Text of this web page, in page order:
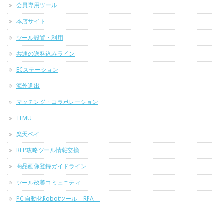
会員専用ツール
本店サイト
ツール設置・利用
共通の送料込みライン
ECステーション
海外進出
マッチング・コラボレーション
TEMU
楽天ペイ
RPP攻略ツール情報交換
商品画像登録ガイドライン
ツール改善コミュニティ
PC 自動化Robotツール「RPA」